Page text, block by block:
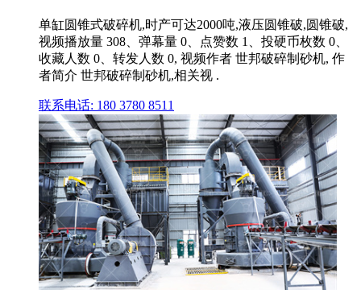
单缸圆锥式破碎机,时产可达2000吨,液压圆锥破,圆锥破,
视频播放量 308、弹幕量 0、点赞数 1、投硬币枚数 0、
收藏人数 0、转发人数 0, 视频作者 世邦破碎制砂机, 作
者简介 世邦破碎制砂机,相关视 .
联系电话: 180 3780 8511